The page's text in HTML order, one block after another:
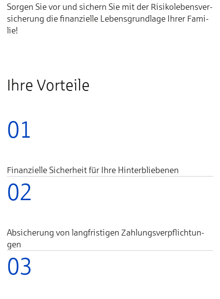
Sor­gen Sie vor und si­chern Sie mit der Ri­si­ko­le­bens­ver­
si­che­rung die fi­nan­ziel­le Le­bens­grund­la­ge Ih­rer Fa­mi­
lie!
Ihre Vorteile
01
Finanzielle Sicherheit für Ihre Hinterbliebenen
02
Absicherung von lang­fris­ti­gen Zah­lungs­ver­pflich­tun­
gen
03